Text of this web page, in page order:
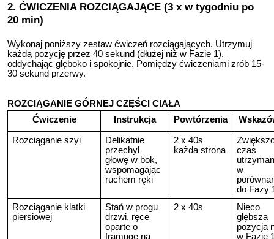
2. ĆWICZENIA ROZCIĄGAJĄCE (3 x w tygodniu po
20 min)
Wykonaj poniższy zestaw ćwiczeń rozciągających. Utrzymuj
każdą pozycję przez 40 sekund (dłużej niż w Fazie 1),
oddychając głęboko i spokojnie. Pomiędzy ćwiczeniami zrób 15-
30 sekund przerwy.
ROZCIĄGANIE GÓRNEJ CZĘŚCI CIAŁA
Ćwiczenie
Instrukcja Powtórzenia
Rozciąganie szyi
Delikatnie
przechyl
głowę w bok,
wspomagając
ruchem ręki
2 x 40s
każda strona
czas
w
do Fazy
Rozciąganie klatki
piersiowej
Stań w progu
drzwi, ręce
oparte o
framugę na
2 x 40s
Nieco
głębsza
pozycja
w Fazie